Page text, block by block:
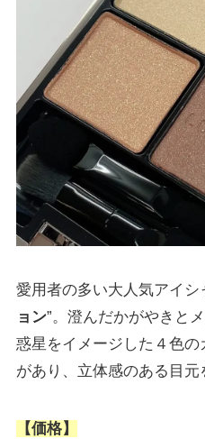
愛用者の多い大人気アイシ
ョン”。澄んだかがやきと
惑星をイメージした４色
があり、立体感のある目
【価格】